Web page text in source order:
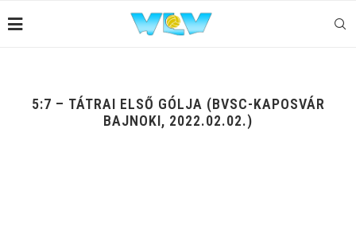
5:7 – TÁTRAI ELSŐ GÓLJA (BVSC-KAPOSVÁR
BAJNOKI, 2022.02.02.)